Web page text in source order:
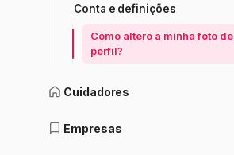
Conta e definições
Como altero a minha foto de
perfil?
Cuidadores
Empresas